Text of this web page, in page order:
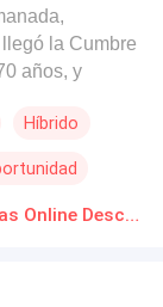
la Cumbre
años, y
de un
del Sur.
de pronto
invadiría.
Híbrido
Emparejada con los Reyes Rivales Novelas Online Descarga gratuita de PDF